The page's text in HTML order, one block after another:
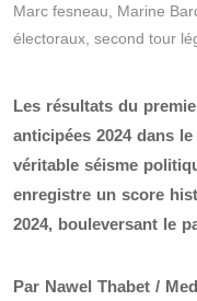
Marc fesneau
Marine
électoraux second tour
Les résultats du
anticipées 2024 dans
véritable séisme
enregistre un score
2024, bouleversant le
Par Nawel Thabet /